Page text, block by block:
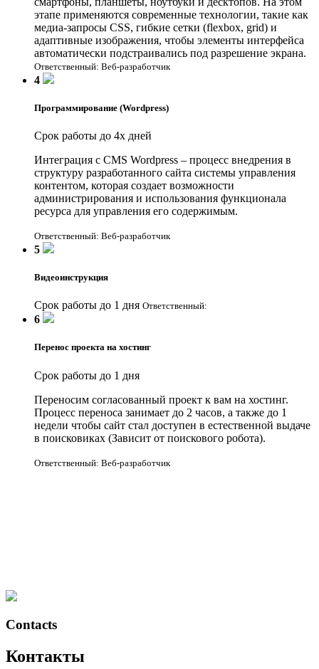
этапе применяются современные технологии, такие как
медиа-запросы CSS, гибкие сетки (flexbox, grid) и
адаптивные изображения, чтобы элементы интерфейса
автоматически подстраивались под разрешение экрана.
Ответственный: Веб-разработчик
4
Программирование (Wordpress)
Срок работы до 4х дней
Интеграция с CMS Wordpress – процесс внедрения в
структуру разработанного сайта системы управления
контентом, которая создает возможности
администрирования и использования функционала
ресурса для управления его содержимым.
Ответственный: Веб-разработчик
5
Видеоинструкция
Срок работы до 1 дня Ответственный:
6
Перенос проекта на хостинг
Срок работы до 1 дня
Переносим согласованный проект к вам на хостинг.
Процесс переноса занимает до 2 часов, а также до 1
недели чтобы сайт стал доступен в естественной выдаче
в поисковиках (Зависит от поискового робота).
Ответственный: Веб-разработчик
Contacts
Контакты